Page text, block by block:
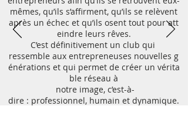
mêmes, qu’ils s’affirment, qu’ils se relèvent
après un échec et qu’ils osent tout pour att
eindre leurs rêves.
C’est définitivement un club qui
ressemble aux entrepreneuses nouvelles g
énérations et qui permet de créer un vérita
ble réseau à
notre image, c’est-à-
dire : professionnel, humain et dynamique.